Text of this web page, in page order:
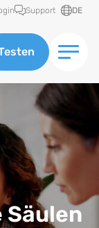
Support DE
Säulen